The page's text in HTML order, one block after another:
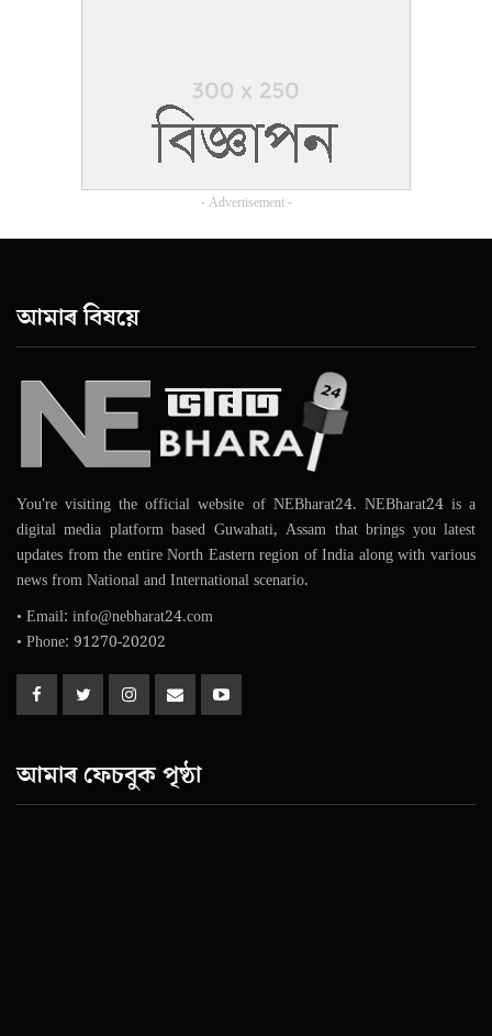
- Advertisement -
আমাৰ বিষয়ে
You're visiting the official website of NEBharat24. NEBharat24 is a
digital media platform based Guwahati, Assam that brings you latest
updates from the entire North Eastern region of India along with various
news from National and International scenario.
• Email: info@nebharat24.com
• Phone: 91270-20202
আমাৰ ফেচবুক পৃষ্ঠা